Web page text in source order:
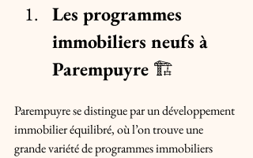
Les programmes
immobiliers neufs à
Parempuyre 🏗️
Parempuyre se distingue par un développement
immobilier équilibré, où l’on trouve une
grande variété de programmes immobiliers